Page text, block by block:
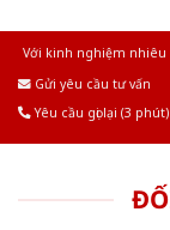
Với kinh nghiệm
Gửi yêu cầu tư vấn
Yêu cầu gọi lại (3 phút)